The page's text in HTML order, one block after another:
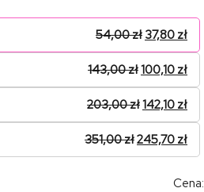
54,00zł 37,80 zł
143,00zł100,10 zł
203,00zł142,10 zł
351,00zł245,70 zł
Cena: